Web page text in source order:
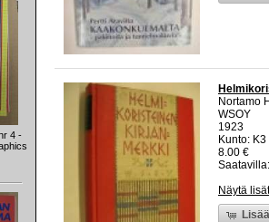
4 -
Nortamo
WSOY
1923
Kunto:
8.00 €
Näytä